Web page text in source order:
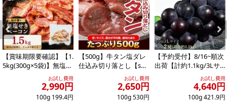
【賞味・消費期限のある商品について】
商品到着時点でのお日持ち期間は、配送日数などにより異なります
のでご了承ください。
【キャンセルについて】
※お申込み後のキャンセルはお受けできません。
記載されている内容を必ずご確認いただき、お届けする商品セット
にご納得いただきましたうえでお申し込みください。
※パッケージ変更や商品リニューアル（成分など含む）等により、
Previous
【賞味期限要確認】【1.
5kg(300g×5袋)】無塩せ
きベーコン 【形不揃お試し費用
2,990円
100g 199.4円
【500g】牛タン塩ダレ
仕込み切り落とし【s
お試し費用
2,650円
100g 530円
【予約受付】8/16~順次
出荷【計約1.1kg/3Lサ
イズ×2房】藤稔（ふじ
お試し費用
4,640円
100g 421.9円
Next